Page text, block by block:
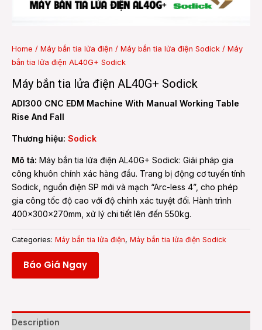
Home / Máy bắn tia lửa điện / Máy bắn tia lửa điện Sodick / Máy
bắn tia lửa điện AL40G+ Sodick
Máy bắn tia lửa điện AL40G+ Sodick
ADI300 CNC EDM Machine With Manual Working Table
Rise And Fall
Thương hiệu: Sodick
Mô tả: Máy bắn tia lửa điện AL40G+ Sodick: Giải pháp gia
công khuôn chính xác hàng đầu. Trang bị động cơ tuyến tính
Sodick, nguồn điện SP mới và mạch “Arc-less 4”, cho phép
gia công tốc độ cao với độ chính xác tuyệt đối. Hành trình
400x300x270mm, xử lý chi tiết lên đến 550kg.
Categories: Máy bắn tia lửa điện, Máy bắn tia lửa điện Sodick
Báo Giá Ngay
Description